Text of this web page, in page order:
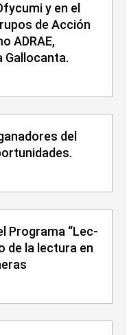
y en el
de Acción
ADRAE,
Gallocanta.
del
Programa “Lec-
de la lectura en